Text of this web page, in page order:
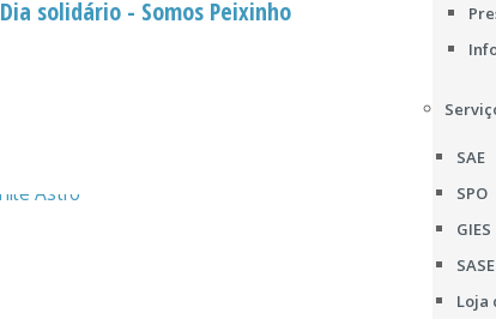
SAE
SPO
GIES
SASE
Loja
Dia solidário - Somos Peixinho